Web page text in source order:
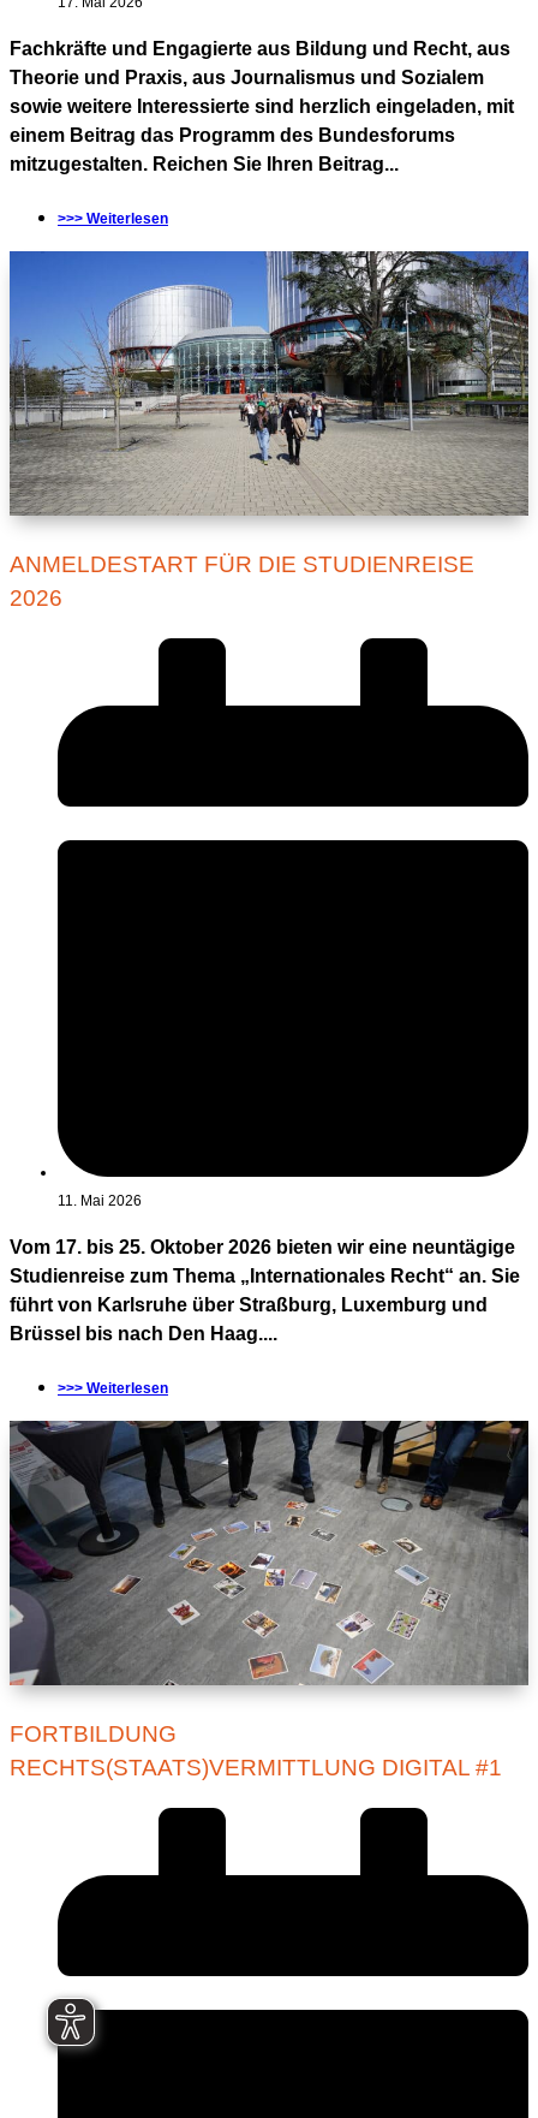
Fachkräfte und Engagierte aus Bildung und Recht, aus
Theorie und Praxis, aus Journalismus und Sozialem
sowie weitere Interessierte sind herzlich eingeladen, mit
einem Beitrag das Programm des Bundesforums
mitzugestalten. Reichen Sie Ihren Beitrag...
>>> Weiterlesen
ANMELDESTART FÜR DIE STUDIENREISE
2026
11. Mai 2026
Vom 17. bis 25. Oktober 2026 bieten wir eine neuntägige
Studienreise zum Thema „Internationales Recht“ an. Sie
führt von Karlsruhe über Straßburg, Luxemburg und
Brüssel bis nach Den Haag....
>>> Weiterlesen
FORTBILDUNG
RECHTS(STAATS)VERMITTLUNG DIGITAL #1